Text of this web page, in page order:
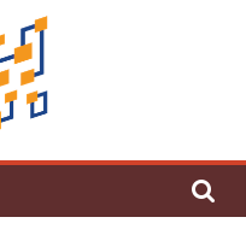
оживя в ОУ